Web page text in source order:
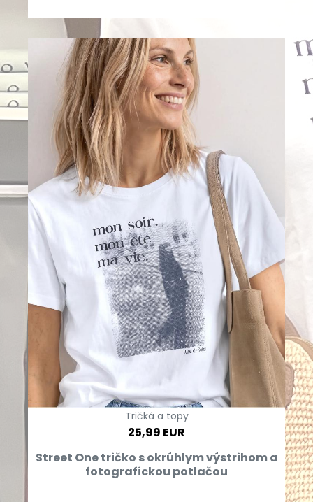
Tričká a topy
25,99 EUR
Street One tričko s okrúhlym výstrihom a
fotografickou potlačou